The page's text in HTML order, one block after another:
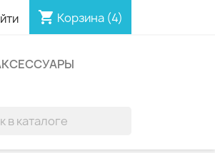
shopping_cart Корзина (4)